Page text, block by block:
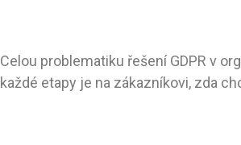
Celou problematiku řešení GDPR v
každé etapy je na zákazníkovi, zda